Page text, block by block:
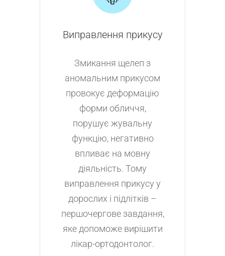
Виправлення прикусу
Змикання щелеп з
аномальним прикусом
провокує деформацію
форми обличчя,
порушує жувальну
функцію, негативно
впливає на мовну
діяльність. Тому
виправлення прикусу у
дорослих і підлітків –
першочергове завдання,
яке допоможе вирішити
лікар-ортодонтолог.